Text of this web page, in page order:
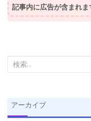
記事内に広告が含まれま
検
象:
アーカイブ